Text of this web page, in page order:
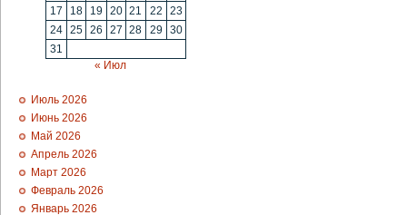
17
18 19 20 21 22
23
24 25 26 27 28 29
30
31
« Июл
Июль 2026
Июнь 2026
Май 2026
Апрель 2026
Март 2026
Февраль 2026
Январь 2026